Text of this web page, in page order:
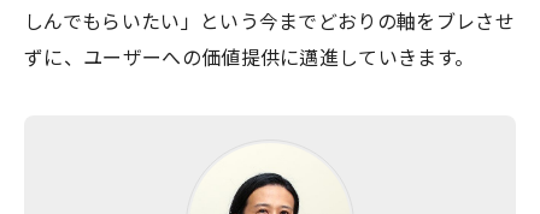
しんでもらいたい」という今までどおりの軸をブレさせ
ずに、ユーザーへの価値提供に邁進していきます。